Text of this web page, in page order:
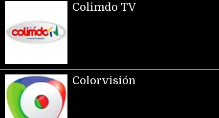
Colimdo TV
Colorvisión